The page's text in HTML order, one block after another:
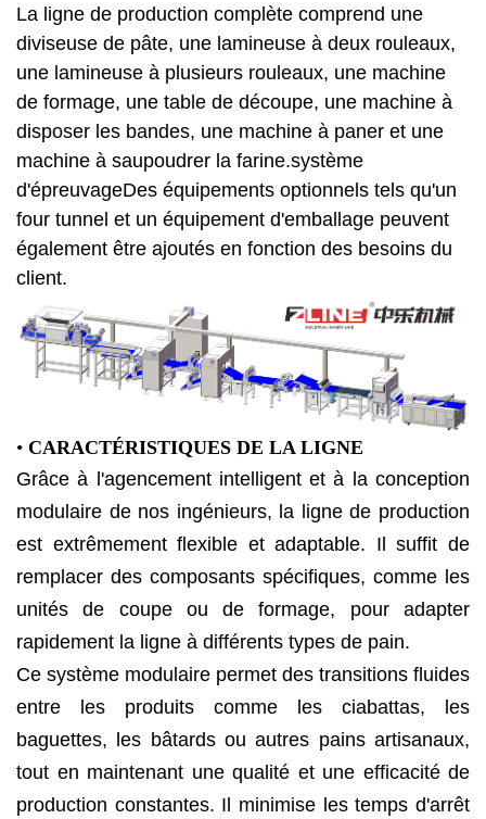
La ligne de production complète comprend une
diviseuse de pâte, une lamineuse à deux rouleaux,
une lamineuse à plusieurs rouleaux, une machine
de formage, une table de découpe, une machine à
disposer les bandes, une machine à paner et une
machine à saupoudrer la farine.système
d'épreuvageDes équipements optionnels tels qu'un
four tunnel et un équipement d'emballage peuvent
également être ajoutés en fonction des besoins du
client.
• CARACTÉRISTIQUES DE LA LIGNE
Grâce à l'agencement intelligent et à la conception
modulaire de nos ingénieurs, la ligne de production
est extrêmement flexible et adaptable. Il suffit de
remplacer des composants spécifiques, comme les
unités de coupe ou de formage, pour adapter
rapidement la ligne à différents types de pain.
Ce système modulaire permet des transitions fluides
entre les produits comme les ciabattas, les
baguettes, les bâtards ou autres pains artisanaux,
tout en maintenant une qualité et une efficacité de
production constantes. Il minimise les temps d'arrêt